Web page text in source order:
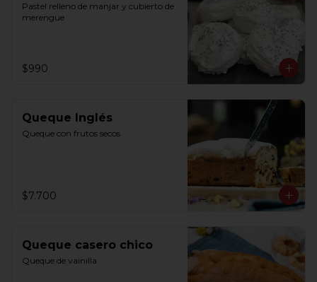
Pastel relleno de manjar y cubierto de
merengue
$990
Queque Inglés
Queque con frutos secos
$7.700
Queque casero chico
Queque de vainilla